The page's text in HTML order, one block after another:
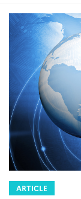
ARTICLE